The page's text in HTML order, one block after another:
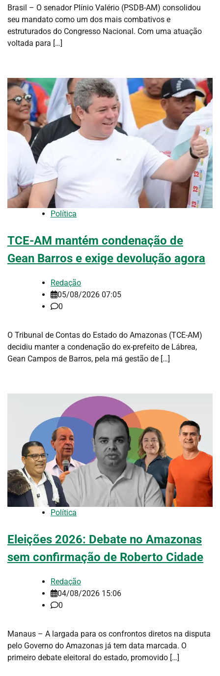
Brasil – O senador Plínio Valério (PSDB-AM) consolidou
seu mandato como um dos mais combativos e
estruturados do Congresso Nacional. Com uma atuação
voltada para […]
Política
TCE-AM mantém condenação de
Gean Barros e exige devolução agora
Redação
05/08/2026 07:05
0
O Tribunal de Contas do Estado do Amazonas (TCE-AM)
decidiu manter a condenação do ex-prefeito de Lábrea,
Gean Campos de Barros, pela má gestão de […]
Política
Eleições 2026: Debate no Amazonas
sem confirmação de Roberto Cidade
Redação
04/08/2026 15:06
0
Manaus – A largada para os confrontos diretos na disputa
pelo Governo do Amazonas já tem data marcada. O
primeiro debate eleitoral do estado, promovido […]